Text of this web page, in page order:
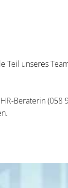
Teil unseres
Beraterin